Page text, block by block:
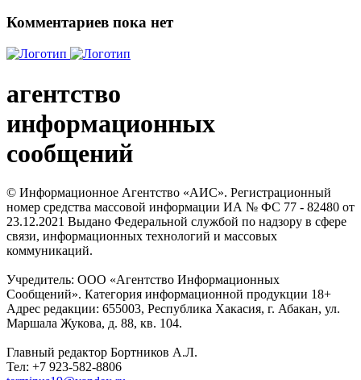
Комментариев пока нет
агентство
информационных
сообщений
© Информационное Агентство «АИС». Регистрационный
номер средства массовой информации ИА № ФС 77 - 82480 от
23.12.2021 Выдано Федеральной службой по надзору в сфере
связи, информационных технологий и массовых
коммуникаций.
Учредитель: ООО «Агентство Информационных
Сообщений». Категория информационной продукции 18+
Адрес редакции: 655003, Республика Хакасия, г. Абакан, ул.
Маршала Жукова, д. 88, кв. 104.
Главный редактор Бортников А.Л.
Тел: +7 923-582-8806